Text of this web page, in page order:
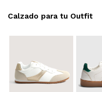
Calzado para tu Outfit